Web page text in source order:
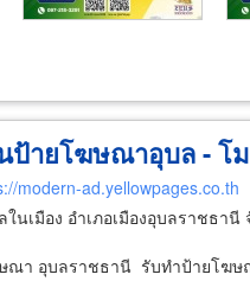
ป้ายโฆษณาอุบล - โ
modern-ad.yellowpages.co.th
ในเมือง อำเภอเมืองอุบลราชธา
ณา อุบลราชธานี รับทำป้ายโฆษ